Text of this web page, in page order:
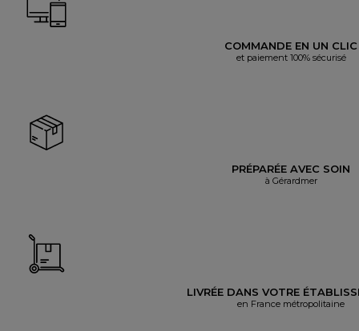
COMMANDE EN UN CLIC
et paiement 100% sécurisé
PRÉPARÉE AVEC SOIN
à Gérardmer
LIVRÉE DANS VOTRE
en France métropolitaine